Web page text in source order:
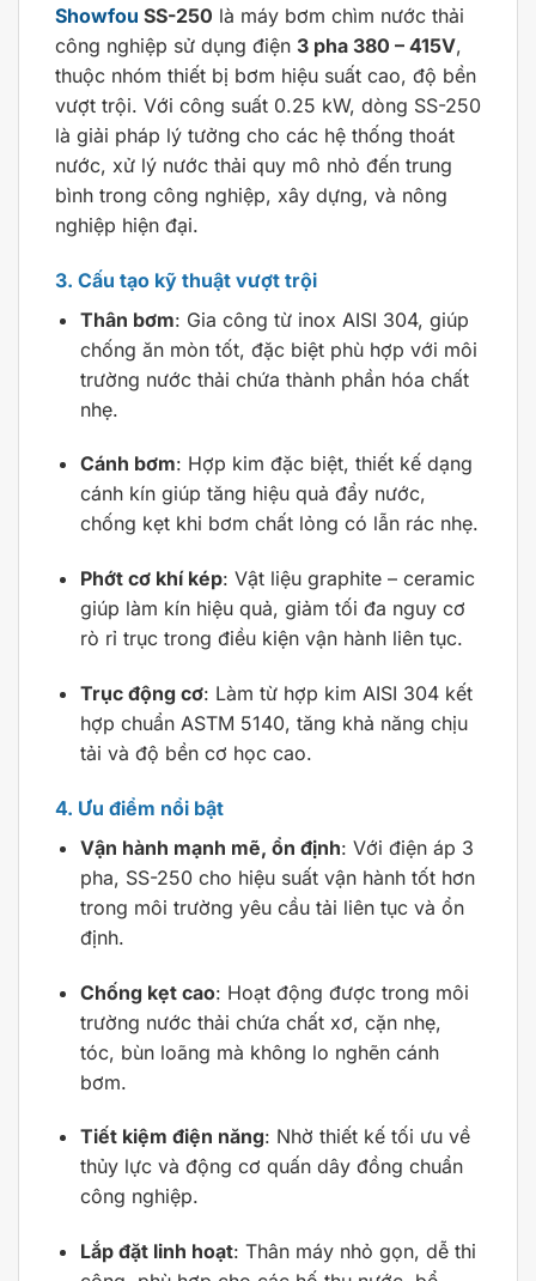
Showfou SS-250 là máy bơm chìm nước thải
công nghiệp sử dụng điện 3 pha 380 – 415V,
thuộc nhóm thiết bị bơm hiệu suất cao, độ bền
vượt trội. Với công suất 0.25 kW, dòng SS-250
là giải pháp lý tưởng cho các hệ thống thoát
nước, xử lý nước thải quy mô nhỏ đến trung
bình trong công nghiệp, xây dựng, và nông
nghiệp hiện đại.
3. Cấu tạo kỹ thuật vượt trội
Thân bơm: Gia công từ inox AISI 304, giúp
chống ăn mòn tốt, đặc biệt phù hợp với môi
trường nước thải chứa thành phần hóa chất
nhẹ.
Cánh bơm: Hợp kim đặc biệt, thiết kế dạng
cánh kín giúp tăng hiệu quả đẩy nước,
chống kẹt khi bơm chất lỏng có lẫn rác nhẹ.
Phớt cơ khí kép: Vật liệu graphite – ceramic
giúp làm kín hiệu quả, giảm tối đa nguy cơ
rò rỉ trục trong điều kiện vận hành liên tục.
Trục động cơ: Làm từ hợp kim AISI 304 kết
hợp chuẩn ASTM 5140, tăng khả năng chịu
tải và độ bền cơ học cao.
4. Ưu điểm nổi bật
Vận hành mạnh mẽ, ổn định: Với điện áp 3
pha, SS-250 cho hiệu suất vận hành tốt hơn
trong môi trường yêu cầu tải liên tục và ổn
định.
Chống kẹt cao: Hoạt động được trong môi
trường nước thải chứa chất xơ, cặn nhẹ,
tóc, bùn loãng mà không lo nghẽn cánh
bơm.
Tiết kiệm điện năng: Nhờ thiết kế tối ưu về
thủy lực và động cơ quấn dây đồng chuẩn
công nghiệp.
Lắp đặt linh hoạt: Thân máy nhỏ gọn, dễ thi